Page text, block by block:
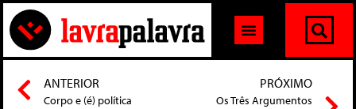
ANTERIOR
Corpo e (é) política
PRÓXIMO
Os Três Argumentos